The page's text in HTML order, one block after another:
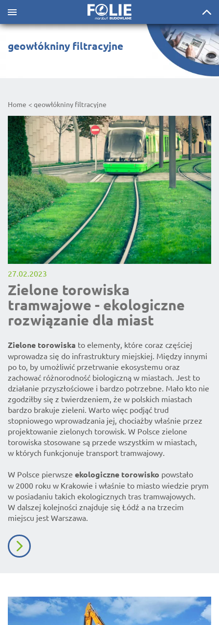
geowłókniny filtracyjne
Home geowłókniny filtracyjne
27.02.2023
Zielone torowiska
tramwajowe - ekologiczne
rozwiązanie dla miast
Zielone torowiska to elementy, które coraz częściej
wprowadza się do infrastruktury miejskiej. Między innymi
po to, by umożliwić przetrwanie ekosystemu oraz
zachować różnorodność biologiczną w miastach. Jest to
działanie przyszłościowe i bardzo potrzebne. Mało kto nie
zgodziłby się z twierdzeniem, że w polskich miastach
bardzo brakuje zieleni. Warto więc podjąć trud
stopniowego wprowadzania jej, chociażby właśnie przez
projektowanie zielonych torowisk. W Polsce zielone
torowiska stosowane są przede wszystkim w miastach,
w których funkcjonuje transport tramwajowy.
W Polsce pierwsze ekologiczne torowisko powstało
w 2000 roku w Krakowie i właśnie to miasto wiedzie prym
w posiadaniu takich ekologicznych tras tramwajowych.
W dalszej kolejności znajduje się Łódź a na trzecim
miejscu jest Warszawa.